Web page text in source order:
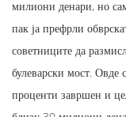
милиони денари, но
пак ја префрли
советниците да
булеварски мост. Овде
проценти завршен и